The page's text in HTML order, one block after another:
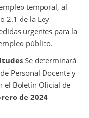
temporal, al
2.1 de la Ley
urgentes para la
público.
Se determinará
Personal Docente y
el Boletín Oficial de
de 2024